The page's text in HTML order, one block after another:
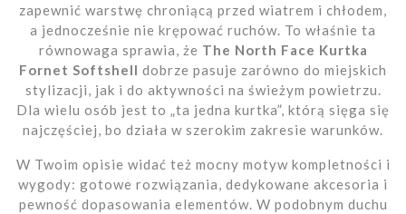
zapewnić warstwę chroniącą przed wiatrem i chłodem,
a jednocześnie nie krępować ruchów. To właśnie ta
równowaga sprawia, że The North Face Kurtka
Fornet Softshell dobrze pasuje zarówno do miejskich
stylizacji, jak i do aktywności na świeżym powietrzu.
Dla wielu osób jest to „ta jedna kurtka”, którą sięga się
najczęściej, bo działa w szerokim zakresie warunków.
W Twoim opisie widać też mocny motyw kompletności i
wygody: gotowe rozwiązania, dedykowane akcesoria i
pewność dopasowania elementów. W podobnym duchu